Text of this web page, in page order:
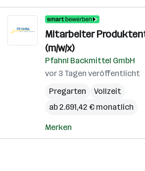
Mitarbeiter
(m/w/x)
Pfahnl Backmittel GmbH
vor 3 Tagen veröffentlicht
Pregarten
Vollzeit
ab 2.691,42 € monatlich
Merken